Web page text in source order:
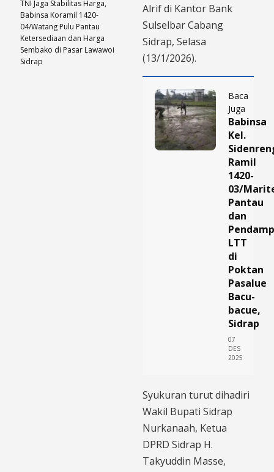
Alrif di Kantor Bank
Sulselbar Cabang
Sidrap, Selasa
(13/1/2026).
Baca
Juga
Babinsa
Kel.
Ramil
1420-
03/
Pantau
dan
LTT
di
Poktan
Pasalue
Bacu-
bacue,
Sidrap
07
DES
2025
Syukuran turut dihadiri
Wakil Bupati Sidrap
Nurkanaah, Ketua
DPRD Sidrap H.
Takyuddin Masse,
TNI Jaga Stabilitas Harga,
Babinsa Koramil 1420-
04/Watang Pulu Pantau
Ketersediaan dan Harga
Sembako di Pasar Lawawoi
Sidrap